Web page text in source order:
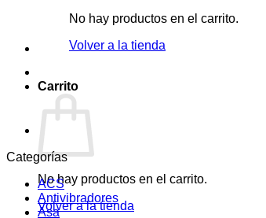
No hay productos en el carrito.
Volver a la tienda
Carrito
No hay productos en el carrito.
Volver a la tienda
Categorías
ACS
Antivibradores
Asa